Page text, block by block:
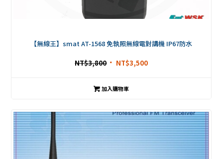
【無線王】smat AT-1568 免執照無線電對講機 IP67防水
NT$3,800 NT$3,500
加入購物車